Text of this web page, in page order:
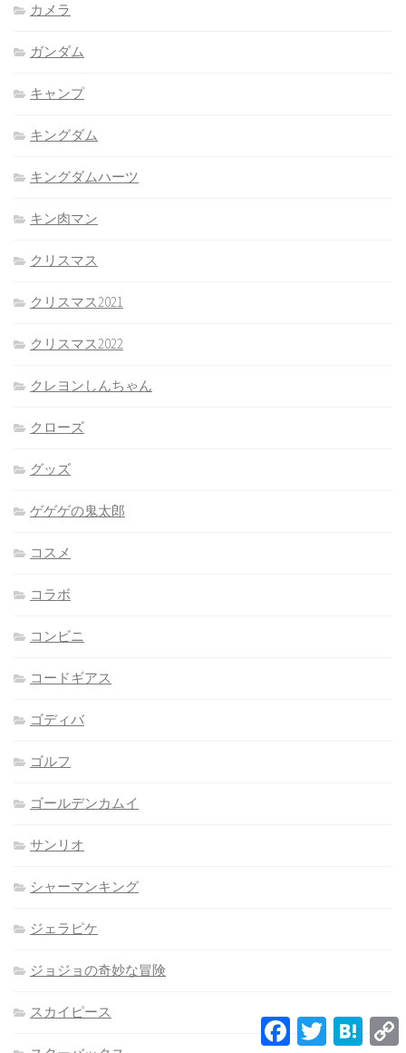
カメラ
ガンダム
キャンプ
キングダム
キングダムハーツ
キン肉マン
クリスマス
クリスマス2021
クリスマス2022
クレヨンしんちゃん
クローズ
グッズ
ゲゲゲの鬼太郎
コスメ
コラボ
コンビニ
コードギアス
ゴディバ
ゴルフ
ゴールデンカムイ
サンリオ
シャーマンキング
ジェラピケ
ジョジョの奇妙な冒険
スカイピース
FacebookTwitter Hatena